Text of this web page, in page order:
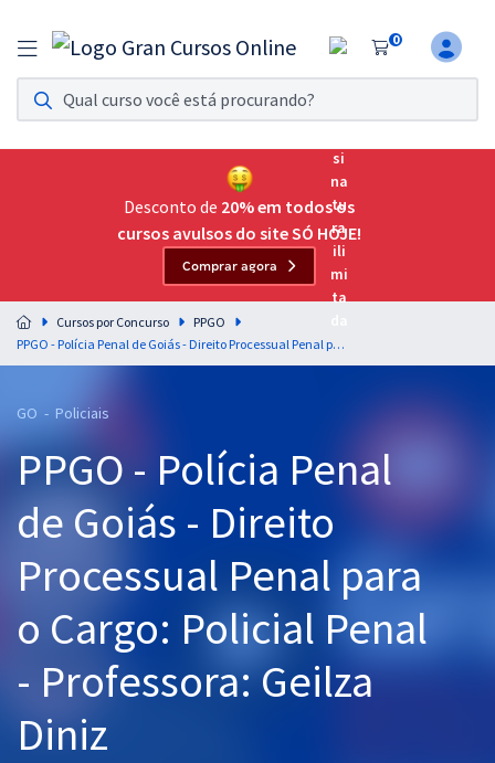
0
Assinatura Ilimitada 11
Acesso a todos os cursos. Teste grátis por 7 dias!
Assinatura OAB Até Passar
Acesso ilimitado a toda preparação para o Exame da
Residências Multiprofissionais
Preparação completa e intensiva para as principais
residências em saúde do Brasil
Cursos 20% OFF
Pós
Graduação
OAB
Questões grátis
Desconto de 20% em todos os
cursos avulsos do site SÓ HOJE!
Comprar agora
Cursos por Concurso
PPGO
PPGO - Polícia Penal de Goiás - Direito Processual Penal para o Cargo: Policial Penal - Professora: Geilza Diniz
GO - Policiais
PPGO - Polícia Penal
de Goiás - Direito
Processual Penal para
o Cargo: Policial Penal
- Professora: Geilza
Diniz